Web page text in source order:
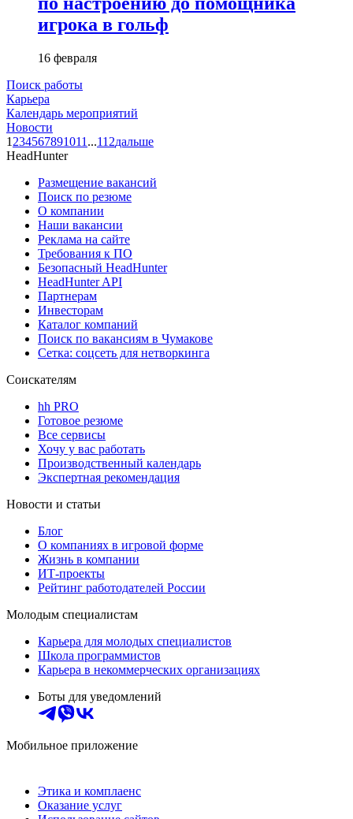
игрока в гольф
16 февраля
Поиск работы
Карьера
Календарь мероприятий
Новости
1 234567891011 ...112дальше
HeadHunter
Размещение вакансий
Поиск по резюме
О компании
Наши вакансии
Реклама на сайте
Требования к ПО
Безопасный HeadHunter
HeadHunter API
Партнерам
Инвесторам
Каталог компаний
Поиск по вакансиям в Чумакове
Сетка: соцсеть для нетворкинга
Соискателям
hh PRO
Готовое резюме
Все сервисы
Хочу у вас работать
Производственный календарь
Экспертная рекомендация
Новости и статьи
Блог
О компаниях в игровой форме
Жизнь в компании
ИТ-проекты
Рейтинг работодателей России
Молодым специалистам
Карьера для молодых специалистов
Школа программистов
Карьера в некоммерческих организациях
Боты для уведомлений
Мобильное приложение
Этика и комплаенс
Оказание услуг